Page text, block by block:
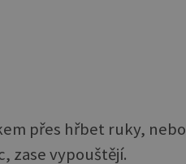
přes hřbet ruky, nebo
zase vypouštějí.